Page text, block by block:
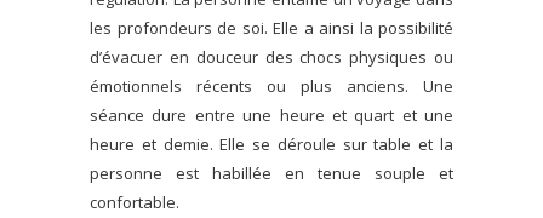
les profondeurs de soi. Elle a ainsi la possibilité
d’évacuer en douceur des chocs physiques ou
émotionnels récents ou plus anciens. Une
séance dure entre une heure et quart et une
heure et demie. Elle se déroule sur table et la
personne est habillée en tenue souple et
confortable.